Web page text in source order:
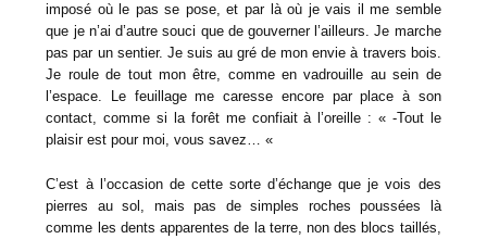
imposé où le pas se pose, et par là où je vais il me semble
que je n’ai d’autre souci que de gouverner l’ailleurs. Je marche
pas par un sentier. Je suis au gré de mon envie à travers bois.
Je roule de tout mon être, comme en vadrouille au sein de
l’espace. Le feuillage me caresse encore par place à son
contact, comme si la forêt me confiait à l’oreille : « -Tout le
plaisir est pour moi, vous savez… «
C’est à l’occasion de cette sorte d’échange que je vois des
pierres au sol, mais pas de simples roches poussées là
comme les dents apparentes de la terre, non des blocs taillés,